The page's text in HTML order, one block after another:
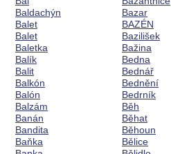
Baldachýn
Balet
Balet
Baletka
Balík
Balit
Balkón
Balón
Balzám
Banán
Bandita
Baňka
Bazar
BAZÉN
Bazilišek
Bažina
Bedna
Bednář
Bednění
Bedrník
Běh
Běhat
Běhoun
Bělice